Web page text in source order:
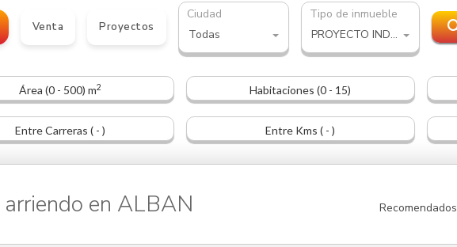
Venta Proyectos
Ciudad
Todas
Tipo de inmueble
PROYECTO INDUSTRIAL
Área (0 - 500) m2 Habitaciones (0 - 15)
Entre Carreras ( - ) Entre Kms ( - )
en ALBAN Recomendados